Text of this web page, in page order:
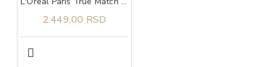
2.449,00 RSD